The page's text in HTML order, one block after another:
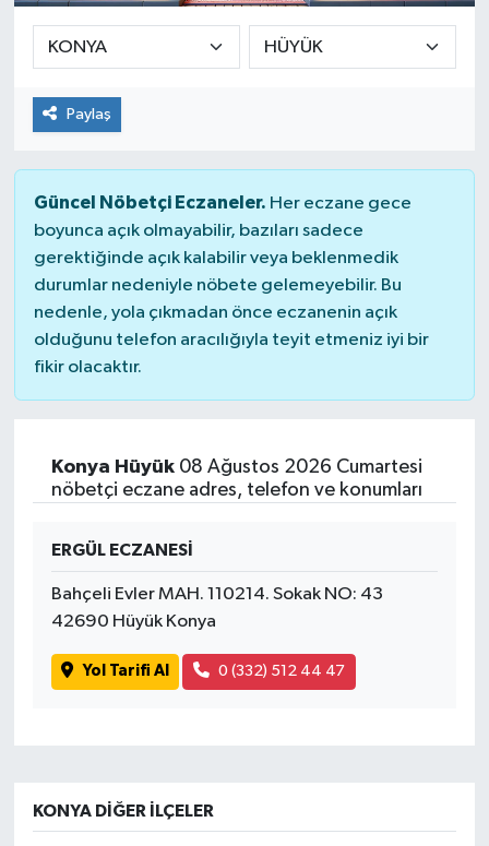
Paylaş
Güncel Nöbetçi Eczaneler. Her eczane gece
boyunca açık olmayabilir, bazıları sadece
gerektiğinde açık kalabilir veya beklenmedik
durumlar nedeniyle nöbete gelemeyebilir. Bu
nedenle, yola çıkmadan önce eczanenin açık
olduğunu telefon aracılığıyla teyit etmeniz iyi bir
fikir olacaktır.
Konya Hüyük08 Ağustos 2026 Cumartesi
nöbetçi eczane adres, telefon ve konumları
ERGÜL ECZANESİ
Bahçeli Evler MAH. 110214. Sokak NO: 43
42690 Hüyük Konya
Yol Tarifi Al 0 (332) 512 44 47
KONYA DIĞER İLÇELER